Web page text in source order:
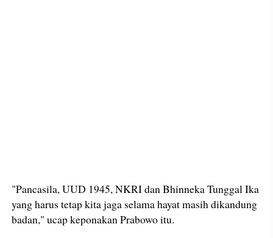
"Pancasila, UUD 1945, NKRI dan Bhinneka Tunggal Ika
yang harus tetap kita jaga selama hayat masih dikandung
badan," ucap keponakan Prabowo itu.